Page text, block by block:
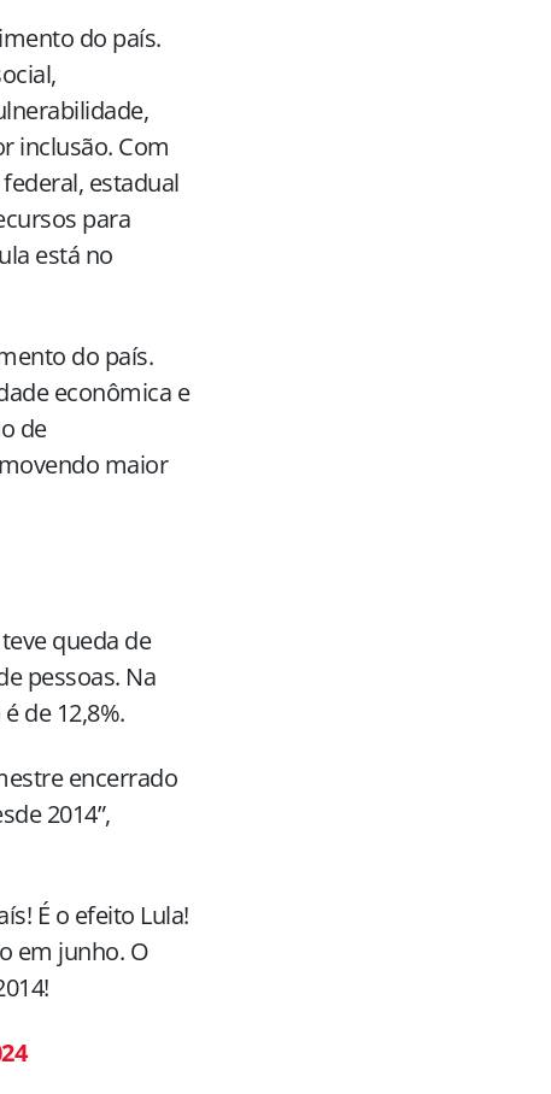
do país.
inclusão. Com
estadual
para
está no
do país.
econômica e
de
maior
queda de
pessoas. Na
de 12,8%.
encerrado
2014”,
É o efeito Lula!
em junho. O